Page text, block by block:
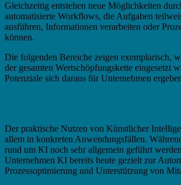
Gleichzeitig entstehen neue Möglichkeiten
automatisierte Workflows, die Aufgaben
ausführen, Informationen verarbeiten oder
können.
Die folgenden Bereiche zeigen exemplarisch,
der gesamten Wertschöpfungskette eingesetzt
Potenziale sich daraus für Unternehmen
Der praktische Nutzen von Künstlicher
allem in konkreten Anwendungsfällen.
rund um KI noch sehr allgemein geführt
Unternehmen KI bereits heute gezielt zur
Prozessoptimierung und Unterstützung von